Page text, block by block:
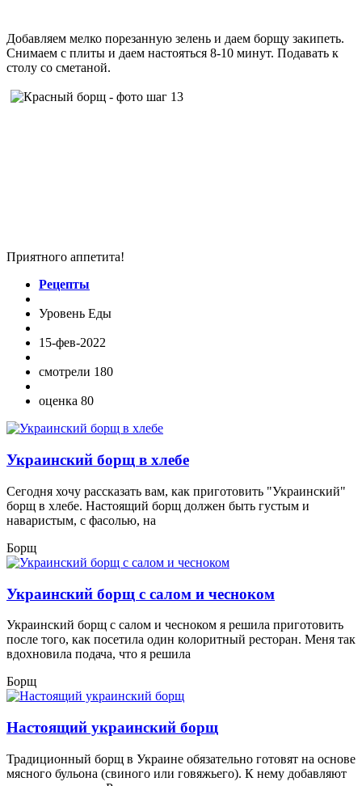
Добавляем мелко порезанную зелень и даем борщу закипеть.
Снимаем с плиты и даем настояться 8-10 минут. Подавать к
столу со сметаной.
Приятного аппетита!
Рецепты
Уровень Еды
15-фев-2022
смотрели 180
оценка 80
Украинский борщ в хлебе
Сегодня хочу рассказать вам, как приготовить "Украинский"
борщ в хлебе. Настоящий борщ должен быть густым и
наваристым, с фасолью, на
Борщ
Украинский борщ с салом и чесноком
Украинский борщ с салом и чесноком я решила приготовить
после того, как посетила один колоритный ресторан. Меня так
вдохновила подача, что я решила
Борщ
Настоящий украинский борщ
Традиционный борщ в Украине обязательно готовят на основе
мясного бульона (свиного или говяжьего). К нему добавляют